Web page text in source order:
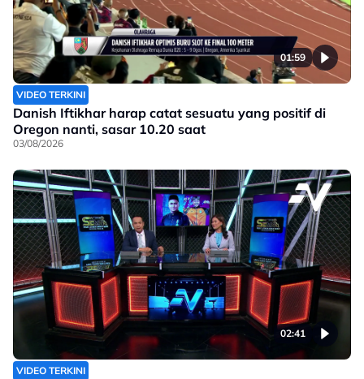
01:59
VIDEO TERKINI
Danish Iftikhar harap catat sesuatu yang positif di
Oregon nanti, sasar 10.20 saat
03/08/2026
02:41
VIDEO TERKINI